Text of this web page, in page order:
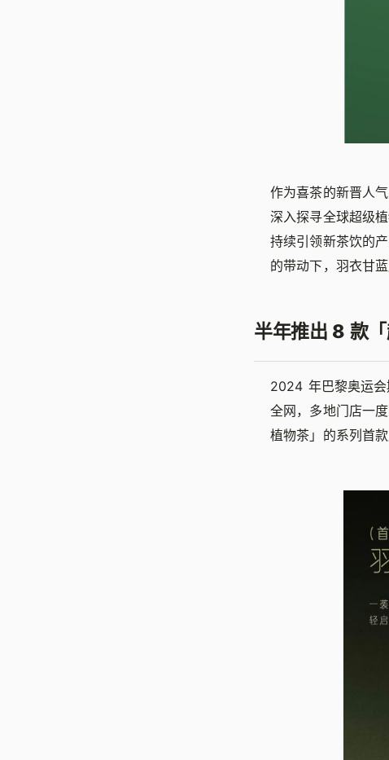
作为喜茶的新晋人
深入探寻全球超级
持续引领新茶饮的
的带动下，羽衣甘
半年推出 8 款
2024 年巴黎奥运会
全网，多地门店一
植物茶」的系列首